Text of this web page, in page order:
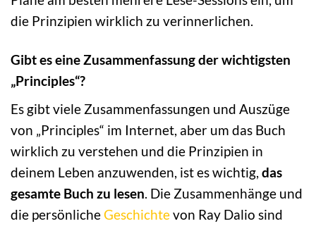
die Prinzipien wirklich zu verinnerlichen.
Gibt es eine Zusammenfassung der wichtigsten
„Principles“?
Es gibt viele Zusammenfassungen und Auszüge
von „Principles“ im Internet, aber um das Buch
wirklich zu verstehen und die Prinzipien in
deinem Leben anzuwenden, ist es wichtig, das
gesamte Buch zu lesen . Die Zusammenhänge und
die persönlicheGeschichtevon Ray Dalio sind